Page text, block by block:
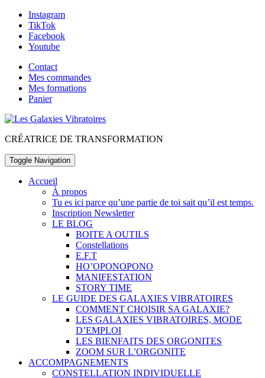
Skip
content
Instagram
TikTok
Facebook
Youtube
Contact
Mes commandes
Mes formations
Panier
Toggle
CRÉATRICE DE TRANSFORMATION
Toggle Navigation
Accueil
À propos
Tu es ici parce qu’une partie de toi sait qu’il est temps.
Inscription Newsletter
LE BLOG
BOITE A OUTILS
Constellations
E.F.T
HO’OPONOPONO
MANIFESTATION
STORY TIME
LE GUIDE DES GALAXIES VIBRATOIRES
COMMENT CHOISIR SA GALAXIE?
LES GALAXIES VIBRATOIRES, MODE
D’EMPLOI
LES BIENFAITS DES ORGONITES
ZOOM SUR L’ORGONITE
ACCOMPAGNEMENTS
CONSTELLATION INDIVIDUELLE